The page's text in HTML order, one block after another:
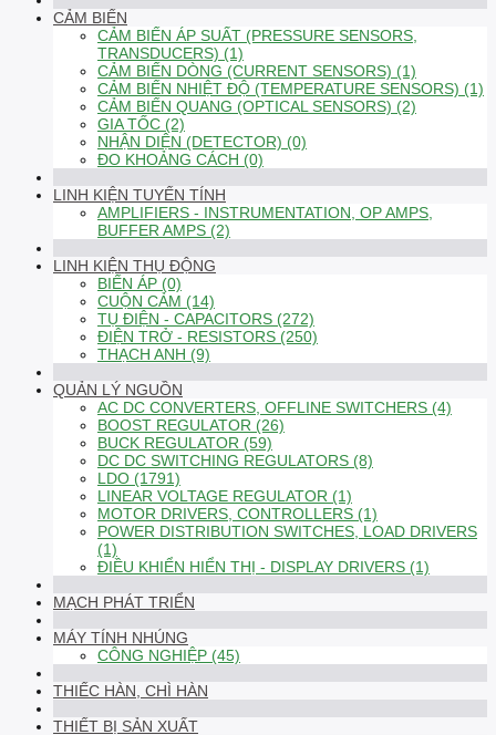
CẢM BIẾN
CẢM BIẾN ÁP SUẤT (PRESSURE SENSORS,
TRANSDUCERS) (1)
CẢM BIẾN DÒNG (CURRENT SENSORS) (1)
CẢM BIẾN NHIỆT ĐỘ (TEMPERATURE SENSORS) (1)
CẢM BIẾN QUANG (OPTICAL SENSORS) (2)
GIA TỐC (2)
NHẬN DIỆN (DETECTOR) (0)
ĐO KHOẢNG CÁCH (0)
LINH KIỆN TUYẾN TÍNH
AMPLIFIERS - INSTRUMENTATION, OP AMPS,
BUFFER AMPS (2)
LINH KIỆN THỤ ĐỘNG
BIẾN ÁP (0)
CUỘN CẢM (14)
TỤ ĐIỆN - CAPACITORS (272)
ĐIỆN TRỞ - RESISTORS (250)
THẠCH ANH (9)
QUẢN LÝ NGUỒN
AC DC CONVERTERS, OFFLINE SWITCHERS (4)
BOOST REGULATOR (26)
BUCK REGULATOR (59)
DC DC SWITCHING REGULATORS (8)
LDO (1791)
LINEAR VOLTAGE REGULATOR (1)
MOTOR DRIVERS, CONTROLLERS (1)
POWER DISTRIBUTION SWITCHES, LOAD DRIVERS
(1)
ĐIỀU KHIỂN HIỂN THỊ - DISPLAY DRIVERS (1)
MẠCH PHÁT TRIỂN
MÁY TÍNH NHÚNG
CÔNG NGHIỆP (45)
THIẾC HÀN, CHÌ HÀN
THIẾT BỊ SẢN XUẤT